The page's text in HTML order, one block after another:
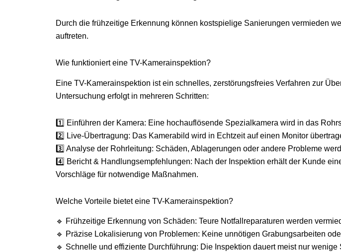
Durch die frühzeitige Erkennung können kostspielige Sanierungen vermieden
auftreten.
Wie funktioniert eine TV-Kamerainspektion?
Eine TV-Kamerainspektion ist ein schnelles, zerstörungsfreies Verfahren zur
Untersuchung erfolgt in mehreren Schritten:
1️⃣ Einführen der Kamera: Eine hochauflösende Spezialkamera wird in das
2️⃣ Live-Übertragung: Das Kamerabild wird in Echtzeit auf einen Monitor
3️⃣ Analyse der Rohrleitung: Schäden, Ablagerungen oder andere Probleme
4️⃣ Bericht & Handlungsempfehlungen: Nach der Inspektion erhält der Kunde
Vorschläge für notwendige Maßnahmen.
Welche Vorteile bietet eine TV-Kamerainspektion?
🔹 Frühzeitige Erkennung von Schäden: Teure Notfallreparaturen werden
🔹 Präzise Lokalisierung von Problemen: Keine unnötigen Grabungsarbeiten
🔹 Schnelle und effiziente Durchführung: Die Inspektion dauert meist nur wenige